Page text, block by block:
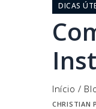
conteúdo
DICAS
Início /
CHRISTIAN